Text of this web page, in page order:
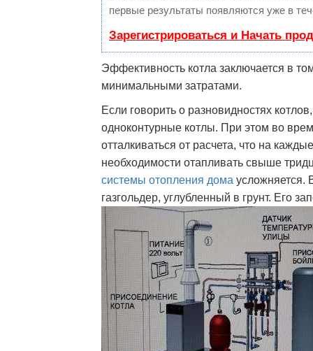
первые результаты появляются уже в
Зарегистрироваться и Начать
Эффективность котла заключается в
минимальными затратами.
Если говорить о разновидностях
одноконтурные котлы. При этом во
отталкиваться от расчета, что на
необходимости отапливать свыше
системы отопления дома усложняется.
газгольдер, углубленный в грунт. Его